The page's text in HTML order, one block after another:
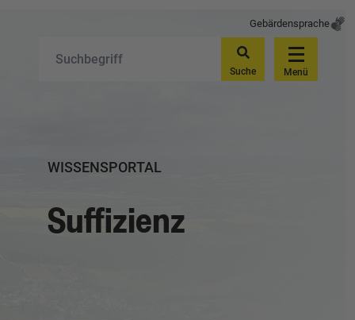
Gebärdensprache
Suche Menü
WISSENSPORTAL
Suffizienz